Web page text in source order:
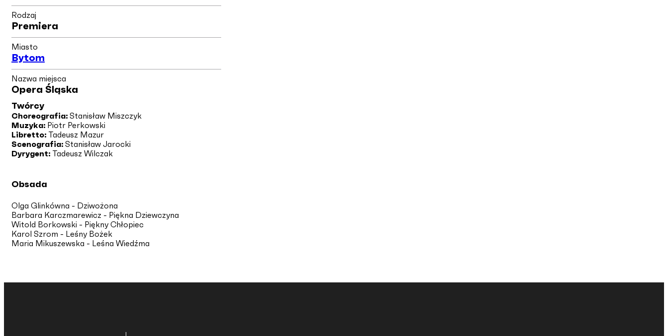
Rodzaj
Premiera
Miasto
Bytom
Nazwa miejsca
Opera Śląska
Twórcy
Choreografia: Stanisław Miszczyk
Muzyka: Piotr Perkowski
Libretto: Tadeusz Mazur
Scenografia: Stanisław Jarocki
Dyrygent: Tadeusz Wilczak
Obsada
Olga Glinkówna - Dziwożona
Barbara Karczmarewicz - Piękna Dziewczyna
Witold Borkowski - Piękny Chłopiec
Karol Szrom - Leśny Bożek
Maria Mikuszewska - Leśna Wiedźma